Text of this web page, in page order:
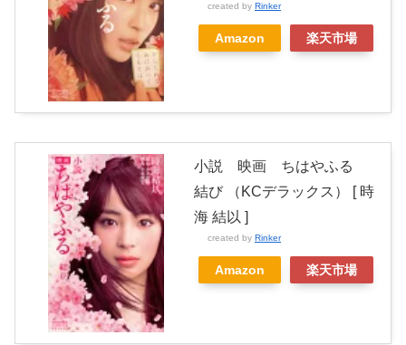
created by Rinker
Amazon 楽天市場
小説 映画 ちはやふる
結び （KCデラックス） [ 時
海 結以 ]
created by Rinker
Amazon 楽天市場